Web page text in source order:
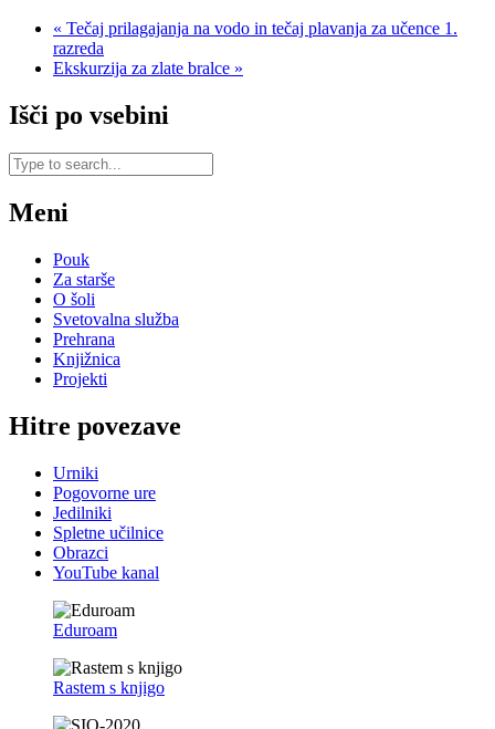
« Tečaj prilagajanja na vodo in tečaj plavanja za učence 1.
razreda
Ekskurzija za zlate bralce »
Išči po vsebini
Meni
Pouk
Za starše
O šoli
Svetovalna služba
Prehrana
Knjižnica
Projekti
Hitre povezave
Urniki
Pogovorne ure
Jedilniki
Spletne učilnice
Obrazci
YouTube kanal
Eduroam
Rastem s knjigo